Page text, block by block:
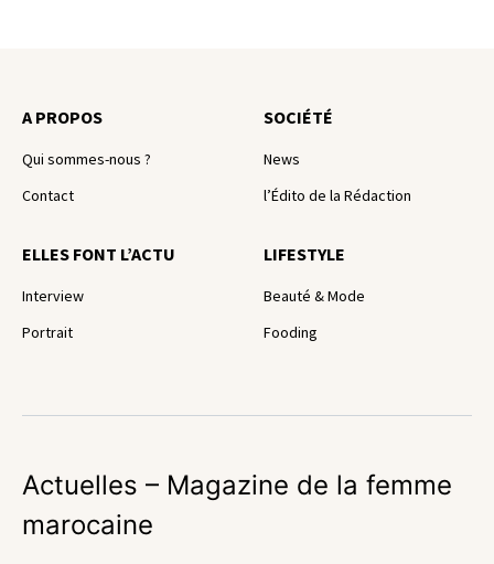
A PROPOS
Qui sommes-nous ?
Contact
SOCIÉTÉ
News
l’Édito de la Rédaction
ELLES FONT L’ACTU
Interview
Portrait
LIFESTYLE
Beauté & Mode
Fooding
Actuelles – Magazine de la femme
marocaine